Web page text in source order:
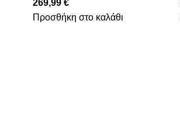
269,99 €
Προσθήκη στο καλάθι